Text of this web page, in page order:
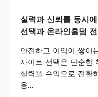
실력과 신뢰를 동시
선택과 온라인홀덤
안전하고 이익이 쌓이
사이트 선택은 단순한
실력을 수익으로 전환
용…